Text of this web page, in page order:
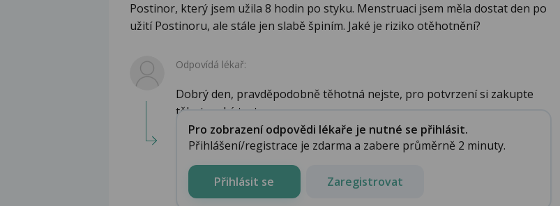
Postinor, který jsem užila 8 hodin po styku. Menstruaci jsem měla dostat den po
užití Postinoru, ale stále jen slabě špiním. Jaké je riziko otěhotnění?
Odpovídá lékař:
Dobrý den, pravděpodobně těhotná nejste, pro potvrzení si zakupte
těhotenský test. ...
Pro zobrazení odpovědi lékaře je nutné se přihlásit.
Přihlášení/registrace je zdarma a zabere průměrně 2 minuty.
Přihlásit se Zaregistrovat